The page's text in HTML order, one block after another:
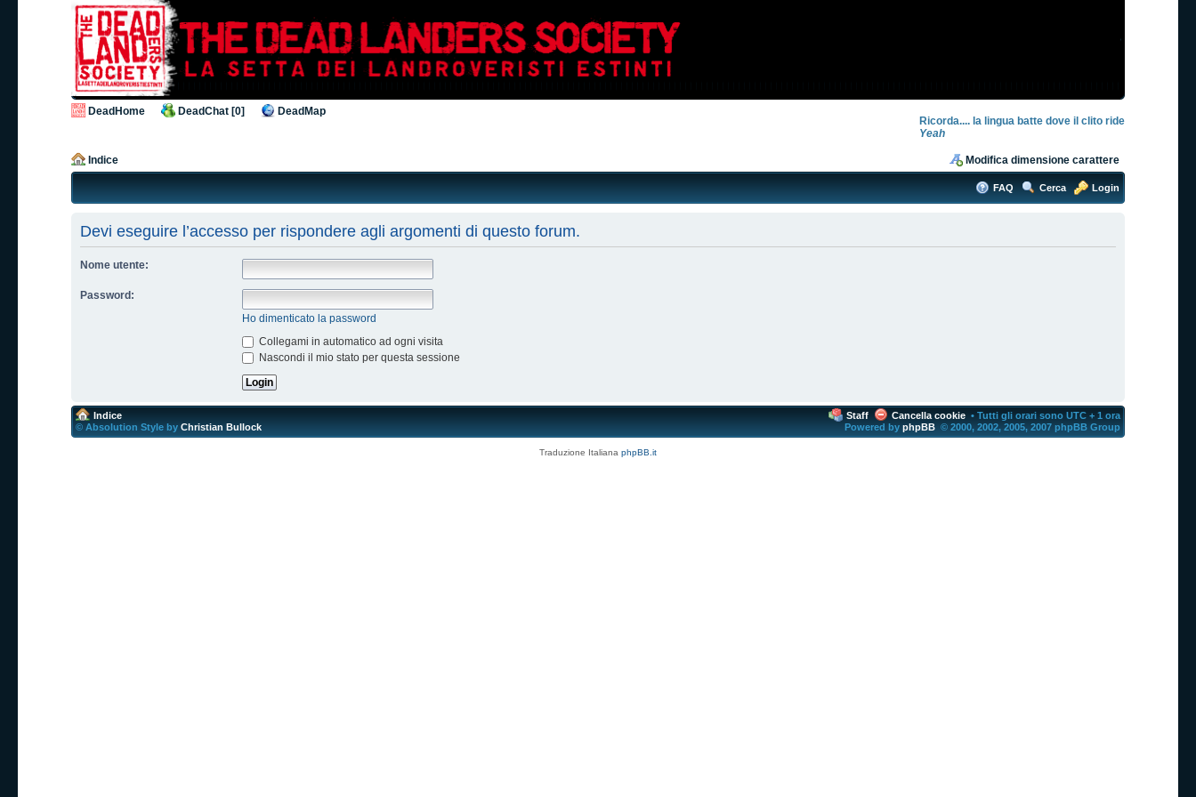
DeadHome DeadChat [0] DeadMap
Ricorda.... la lingua batte dove il clito ride
Yeah
Indice Modifica dimensione carattere
FAQ Cerca Login
Devi eseguire l’accesso per rispondere agli argomenti di questo forum.
Nome utente:
Password:
Ho dimenticato la password
Collegami in automatico ad ogni visita
Nascondi il mio stato per questa sessione
Indice
© Absolution Style by Christian Bullock
Staff Cancella cookie • Tutti gli orari sono UTC + 1 ora
Powered by phpBB © 2000, 2002, 2005, 2007 phpBB Group
Traduzione Italiana phpBB.it